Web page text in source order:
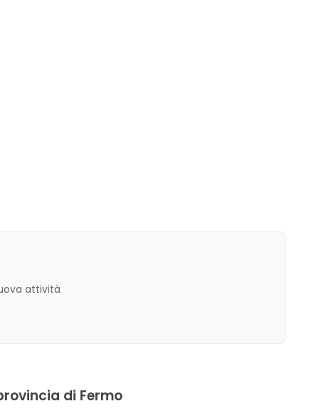
attività
di Fermo